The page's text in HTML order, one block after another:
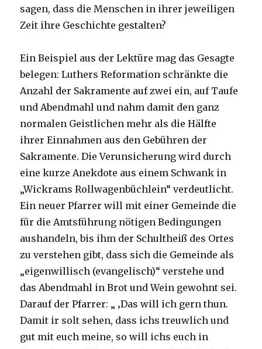
sagen, dass die Menschen in ihrer jeweiligen
Zeit ihre Geschichte gestalten?
Ein Beispiel aus der Lektüre mag das Gesagte
belegen: Luthers Reformation schränkte die
Anzahl der Sakramente auf zwei ein, auf Taufe
und Abendmahl und nahm damit den ganz
normalen Geistlichen mehr als die Hälfte
ihrer Einnahmen aus den Gebühren der
Sakramente. Die Verunsicherung wird durch
eine kurze Anekdote aus einem Schwank in
„Wickrams Rollwagenbüchlein“ verdeutlicht.
Ein neuer Pfarrer will mit einer Gemeinde die
für die Amtsführung nötigen Bedingungen
aushandeln, bis ihm der Schultheiß des Ortes
zu verstehen gibt, dass sich die Gemeinde als
„eigenwillisch (evangelisch)“ verstehe und
das Abendmahl in Brot und Wein gewohnt sei.
Darauf der Pfarrer: „ ‚Das will ich gern thun.
Damit ir solt sehen, dass ichs treuwlich und
gut mit euch meine, so will ichs euch in